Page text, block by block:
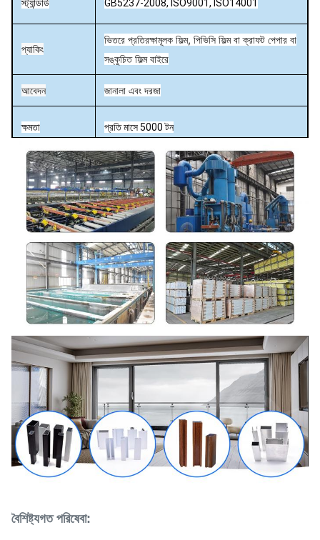
স্ট্যান্ডার্ড GB5237-2008, ISO9001, ISO14001
প্যাকিং
ভিতরে প্রতিরক্ষামূলক ফিল্ম, পিভিসি ফিল্ম বা ক্রাফট পেপার বা
সঙ্কুচিত ফিল্ম বাইরে
আবেদন জানালা এবং দরজা
ক্ষমতা প্রতি মাসে 5000 টন
সারফেস ফিনিশ
মিল / অ্যানোডাইজিং (অক্সিডেশন) / স্যান্ড ব্লাস্টিং / পাউডার
আবরণ / ইলেক্ট্রোফোরেসিস / পিভিডিএফকোটিং / কাঠের
প্রভাব।
বৈশিষ্ট্যগত পরিষেবা: